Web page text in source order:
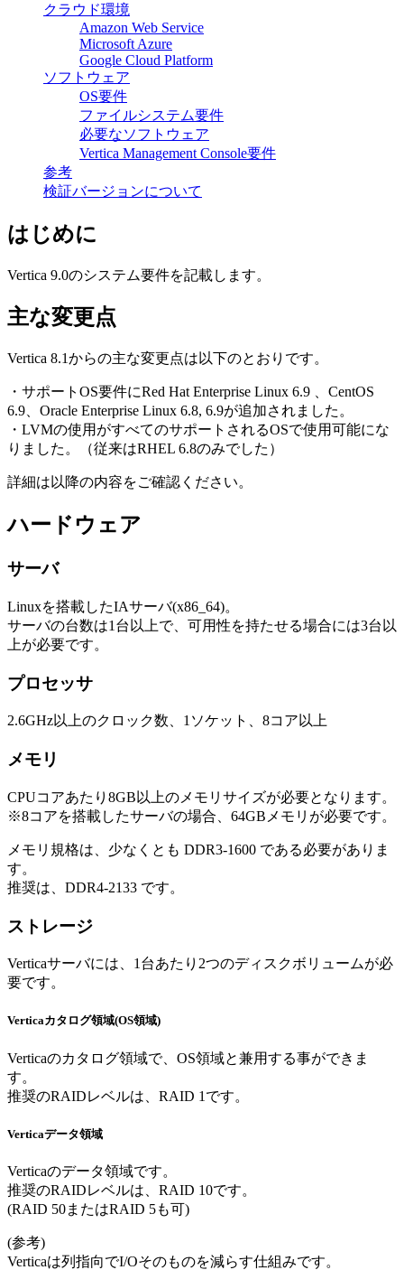
クラウド環境
Amazon Web Service
Microsoft Azure
Google Cloud Platform
ソフトウェア
OS要件
ファイルシステム要件
必要なソフトウェア
Vertica Management Console要件
参考
検証バージョンについて
はじめに
Vertica 9.0のシステム要件を記載します。
主な変更点
Vertica 8.1からの主な変更点は以下のとおりです。
・サポートOS要件にRed Hat Enterprise Linux 6.9 、CentOS
6.9、Oracle Enterprise Linux 6.8, 6.9が追加されました。
・LVMの使用がすべてのサポートされるOSで使用可能にな
りました。（従来はRHEL 6.8のみでした）
詳細は以降の内容をご確認ください。
ハードウェア
サーバ
Linuxを搭載したIAサーバ(x86_64)。
サーバの台数は1台以上で、可用性を持たせる場合には3台以
上が必要です。
プロセッサ
2.6GHz以上のクロック数、1ソケット、8コア以上
メモリ
CPUコアあたり8GB以上のメモリサイズが必要となります。
※8コアを搭載したサーバの場合、64GBメモリが必要です。
メモリ規格は、少なくとも DDR3-1600 である必要がありま
す。
推奨は、DDR4-2133 です。
ストレージ
Verticaサーバには、1台あたり2つのディスクボリュームが必
要です。
Verticaカタログ領域(OS領域)
Verticaのカタログ領域で、OS領域と兼用する事ができま
す。
推奨のRAIDレベルは、RAID 1です。
Verticaデータ領域
Verticaのデータ領域です。
推奨のRAIDレベルは、RAID 10です。
(RAID 50またはRAID 5も可)
(参考)
Verticaは列指向でI/Oそのものを減らす仕組みです。